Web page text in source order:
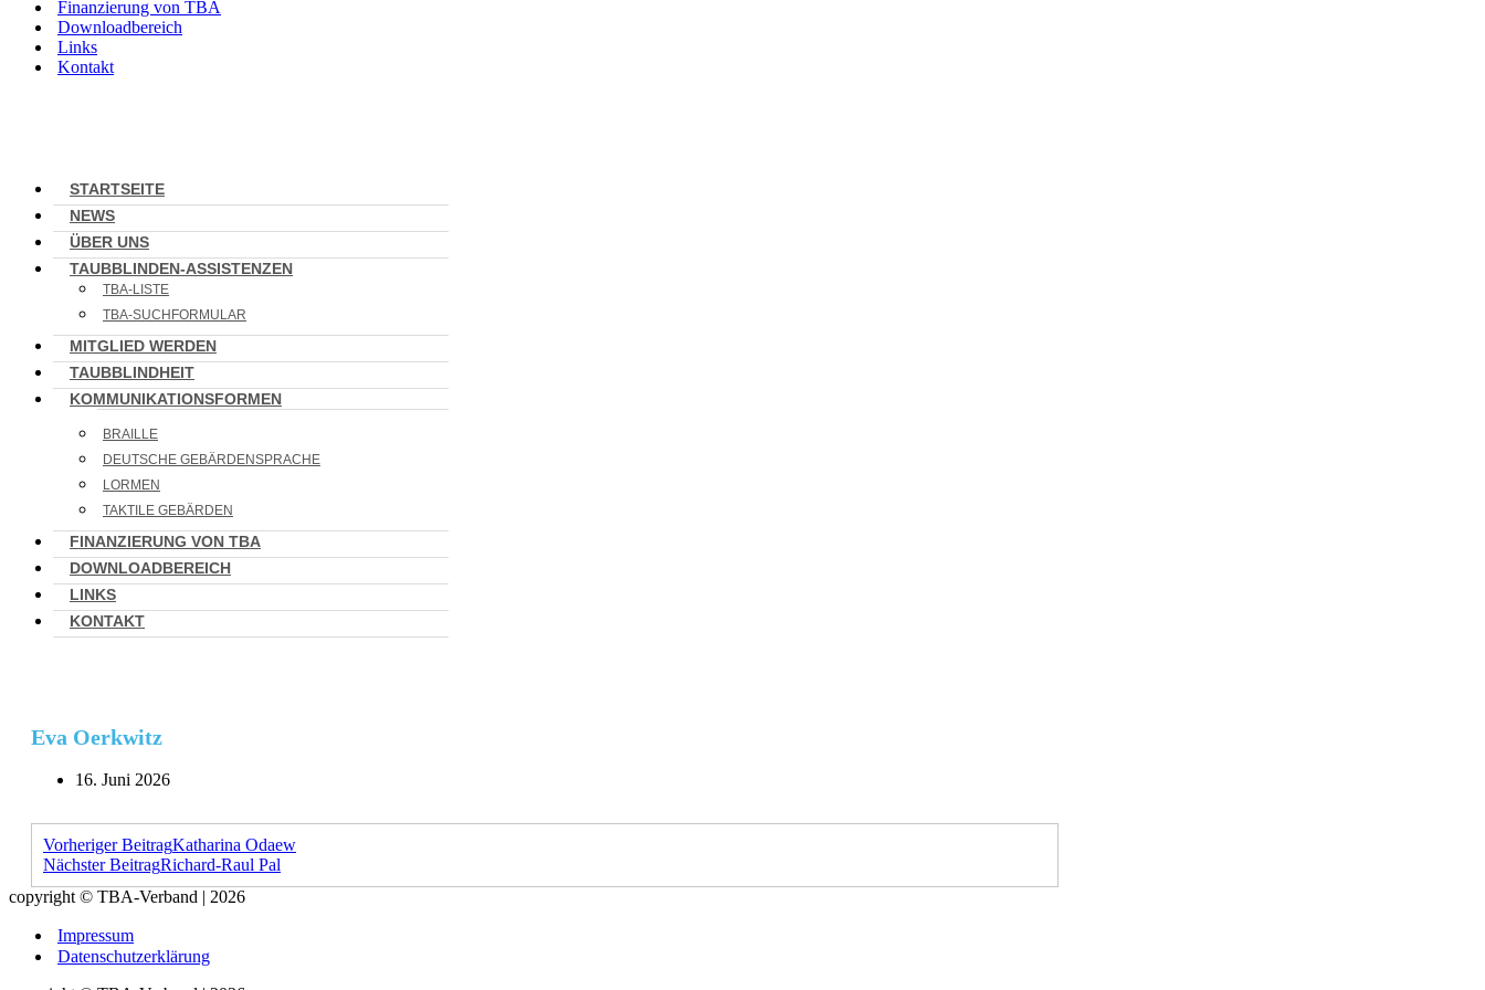
Finanzierung von TBA
Downloadbereich
Links
Kontakt
STARTSEITE
NEWS
ÜBER UNS
TAUBBLINDEN-ASSISTENZEN
TBA-LISTE
TBA-SUCHFORMULAR
MITGLIED WERDEN
TAUBBLINDHEIT
KOMMUNIKATIONSFORMEN
BRAILLE
DEUTSCHE GEBÄRDENSPRACHE
LORMEN
TAKTILE GEBÄRDEN
FINANZIERUNG VON TBA
DOWNLOADBEREICH
LINKS
KONTAKT
Eva Oerkwitz
16. Juni 2026
Vorheriger BeitragKatharina Odaew
Nächster BeitragRichard-Raul Pal
copyright © TBA-Verband | 2026
Impressum
Datenschutzerklärung